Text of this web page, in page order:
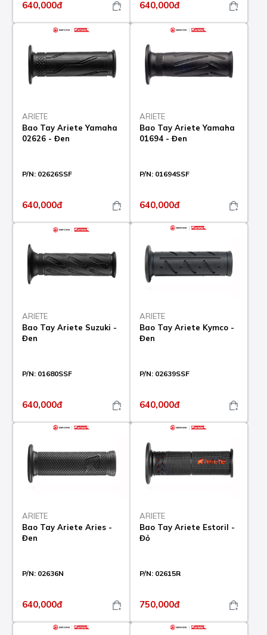
640,000đ 640,000đ
ARIETE
Bao Tay Ariete Yamaha
02626 - Đen
P/N: 02626SSF
640,000đ
ARIETE
Bao Tay Ariete Yamaha
01694 - Đen
P/N: 01694SSF
640,000đ
ARIETE
Bao Tay Ariete Suzuki -
Đen
P/N: 01680SSF
640,000đ
ARIETE
Bao Tay Ariete Kymco -
Đen
P/N: 02639SSF
640,000đ
ARIETE
Bao Tay Ariete Aries -
Đen
P/N: 02636N
640,000đ
ARIETE
Bao Tay Ariete Estoril -
Đỏ
P/N: 02615R
750,000đ